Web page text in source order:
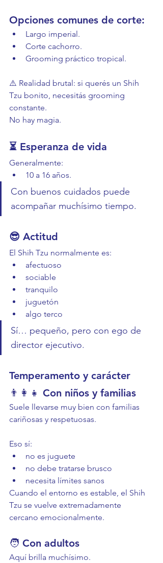
Opciones comunes de corte:
Largo imperial.
Corte cachorro.
Grooming práctico tropical.
⚠️ Realidad brutal: si querés un Shih
Tzu bonito, necesitás grooming
constante.
No hay magia.
⏳ Esperanza de vida
Generalmente:
10 a 16 años.
Con buenos cuidados puede
acompañar muchísimo tiempo.
😎 Actitud
El Shih Tzu normalmente es:
afectuoso
sociable
tranquilo
juguetón
algo terco
Sí… pequeño, pero con ego de
director ejecutivo.
Temperamento y carácter
👨‍👩‍👧 Con niños y familias
Suele llevarse muy bien con familias
cariñosas y respetuosas.
Eso sí:
no es juguete
no debe tratarse brusco
necesita límites sanos
Cuando el entorno es estable, el Shih
Tzu se vuelve extremadamente
cercano emocionalmente.
🧑 Con adultos
Aquí brilla muchísimo.